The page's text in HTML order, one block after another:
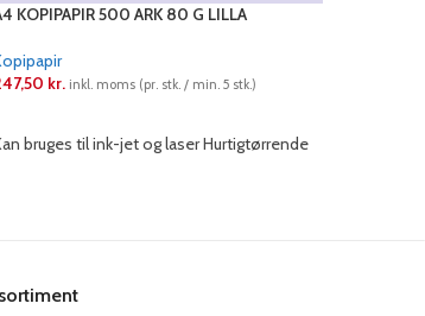
KOPIPAPIR 500 ARK 80 G LILLA
kr. inkl. moms (pr. stk. / min. 5 stk.)
bruges til ink-jet og laser Hurtigtørrende